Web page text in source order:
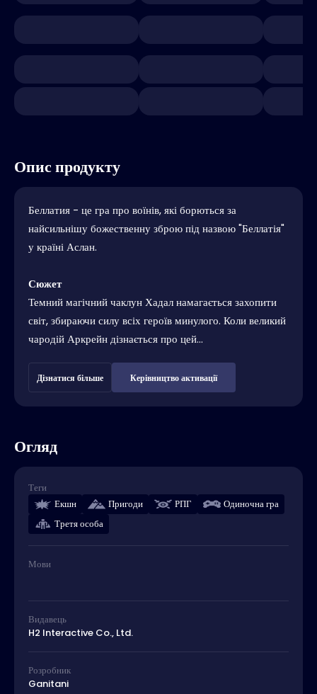
Опис продукту
Беллатия - це гра про воїнів, які борються за
найсильнішу божественну зброю під назвою "Беллатія"
у країні Аслан.
Сюжет
Темний магічний чаклун Хадал намагається захопити
світ, збираючи силу всіх героїв минулого. Коли великий
чародій Аркрейн дізнається про цей...
Дізнатися більше Керівництво активації
Огляд
Теги
Екшн
Пригоди РПГ
Одиночна гра
Третя особа
Мови
Видавець
H2 Interactive Co., Ltd.
Розробник
Ganitani